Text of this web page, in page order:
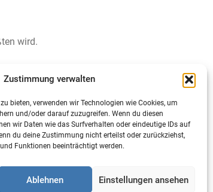
Zustimmung verwalten
bieten, verwenden wir Technologien wie Cookies, um
und/oder darauf zuzugreifen. Wenn du diesen
wir Daten wie das Surfverhalten oder eindeutige IDs auf
du deine Zustimmung nicht erteilst oder zurückziehst,
Funktionen beeinträchtigt werden.
Ablehnen Einstellungen ansehen
wird.